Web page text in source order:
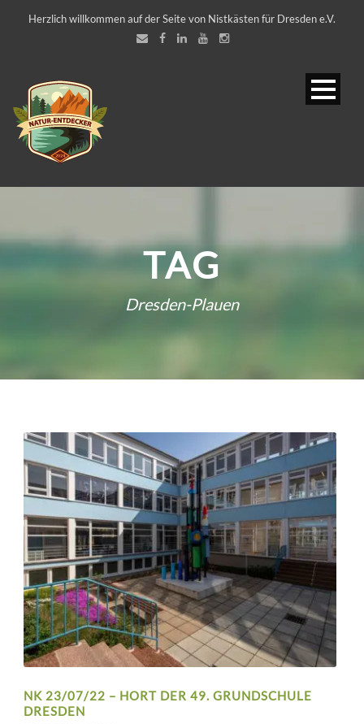
Herzlich willkommen auf der Seite von Nistkästen für Dresden e.V.
TAG
Dresden-Plauen
NK 23/07/22 – HORT DER 49. GRUNDSCHULE
DRESDEN